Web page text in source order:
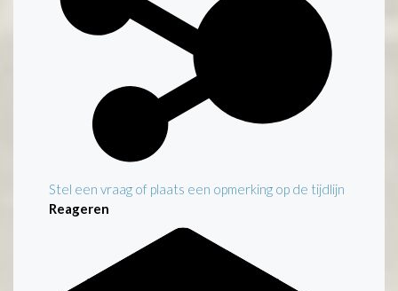
Stel een vraag of plaats een opmerking op de tijdlijn
Reageren